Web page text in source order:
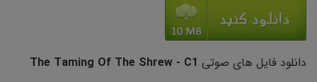
دانلود فایل های صوتی The Taming Of The Shrew - C1